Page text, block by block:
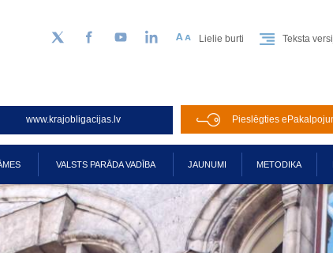
Sekojiet mums Twitter
FacebookYouTubeLinkedIn Lielie burti Teksta
www.krajobligacijas.lv Pieslēgties
VALSTS PARĀDA VADĪBA JAUNUMI METODIKA